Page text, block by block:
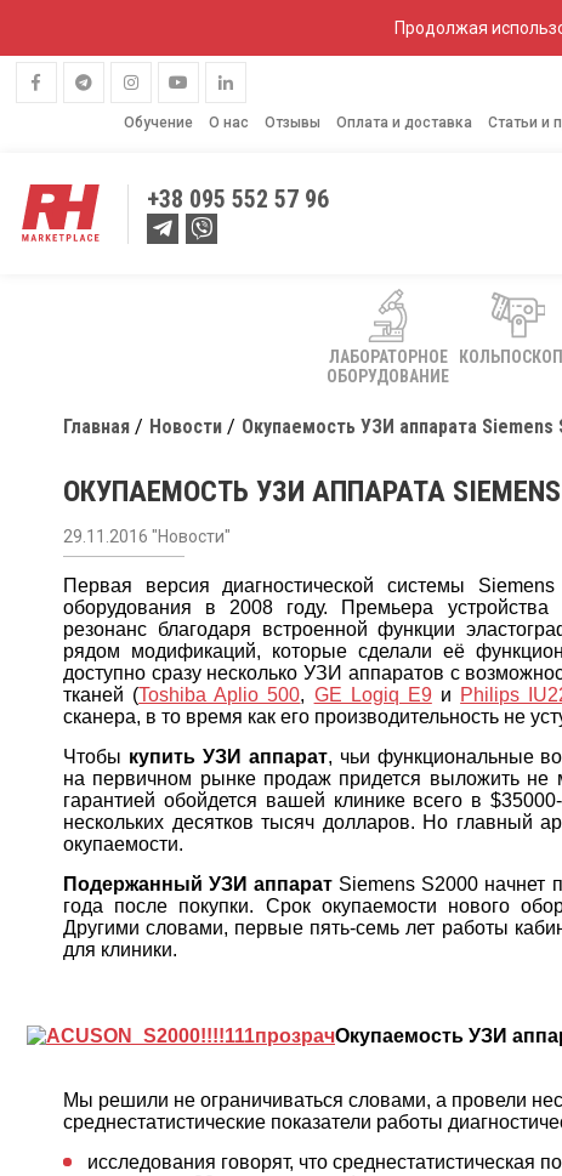
Продолжая
Обучение О нас Отзывы Оплата и доставка Статьи и
+38 095 552 57 96
ЛАБОРАТОРНОЕ
ОБОРУДОВАНИЕ
Главная Новости Окупаемость УЗИ аппарата Siemens
ОКУПАЕМОСТЬ УЗИ АППАРАТА SIEMENS
29.11.2016 "Новости"
Первая версия диагностической системы
оборудования в 2008 году. Премьера
резонанс благодаря встроенной функции
рядом модификаций, которые сделали её
доступно сразу несколько УЗИ аппаратов с
тканей (Toshiba Aplio 500, GE Logiq E9и Philips
сканера, в то время как его производительность не
Чтобы купить УЗИ аппарат, чьи функциональные
на первичном рынке продаж придется выложить
гарантией обойдется вашей клинике всего в
нескольких десятков тысяч долларов. Но главный
окупаемости.
Подержанный УЗИ аппарат Siemens S2000 начнет
года после покупки. Срок окупаемости нового
Другими словами, первые пять-семь лет работы
для клиники.
Окупаемость УЗИ
Мы решили не ограничиваться словами, а провели
среднестатистические показатели работы
исследования говорят, что среднестатистическая